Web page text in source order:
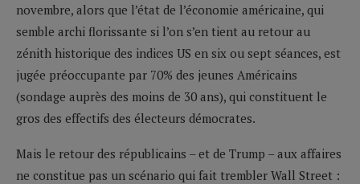
novembre, alors que l’état de l’économie américaine, qui
semble archi florissante si l’on s’en tient au retour au
zénith historique des indices US en six ou sept séances, est
jugée préoccupante par 70% des jeunes Américains
(sondage auprès des moins de 30 ans), qui constituent le
gros des effectifs des électeurs démocrates.
Mais le retour des républicains – et de Trump – aux affaires
ne constitue pas un scénario qui fait trembler Wall Street :